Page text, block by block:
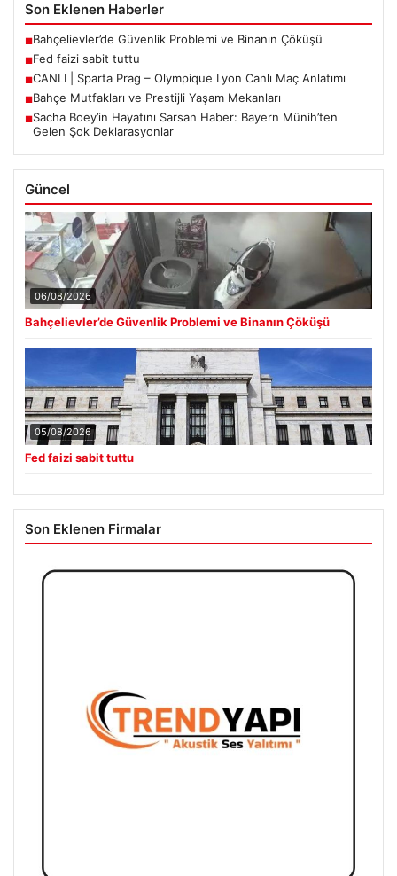
Son Eklenen Haberler
■Bahçelievler’de Güvenlik Problemi ve Binanın Çöküşü
■Fed faizi sabit tuttu
■CANLI | Sparta Prag – Olympique Lyon Canlı Maç Anlatımı
■Bahçe Mutfakları ve Prestijli Yaşam Mekanları
■Sacha Boey’in Hayatını Sarsan Haber: Bayern Münih’ten
Gelen Şok Deklarasyonlar
Güncel
06/08/2026
Bahçelievler’de Güvenlik Problemi ve Binanın Çöküşü
05/08/2026
Fed faizi sabit tuttu
Son Eklenen Firmalar